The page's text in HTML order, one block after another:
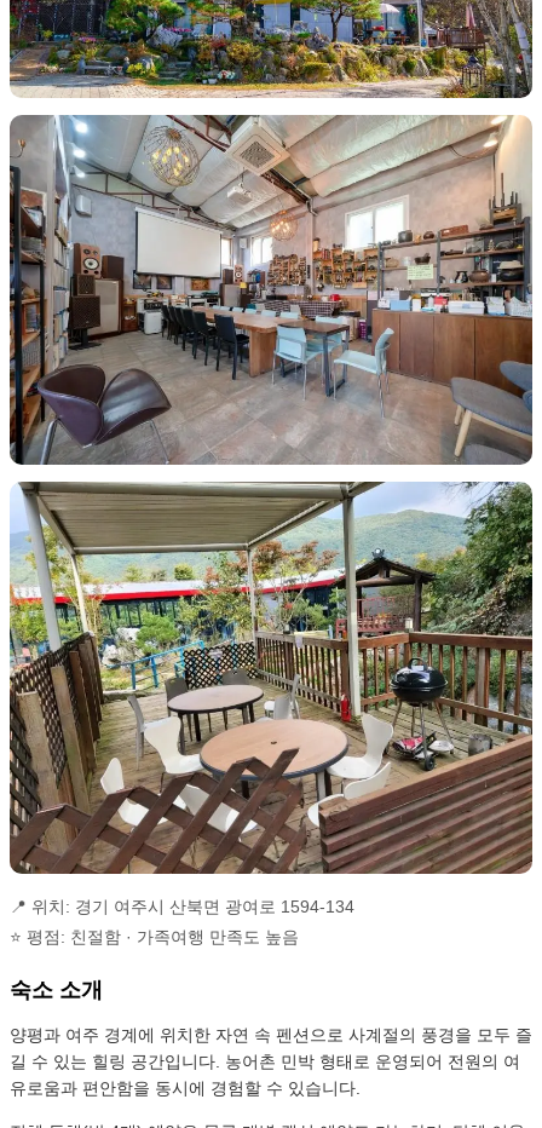
📍 위치: 경기 여주시 산북면 광여로 1594-134
⭐ 평점: 친절함 · 가족여행 만족도 높음
숙소 소개
양평과 여주 경계에 위치한 자연 속 펜션으로 사계절의 풍경을 모두 즐
길 수 있는 힐링 공간입니다. 농어촌 민박 형태로 운영되어 전원의 여
유로움과 편안함을 동시에 경험할 수 있습니다.